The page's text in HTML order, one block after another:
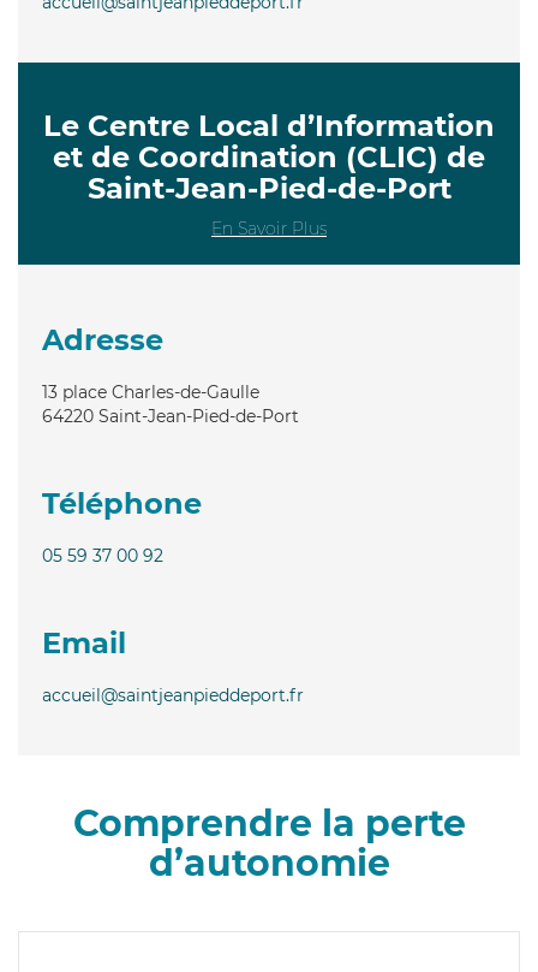
Le Centre Local d’Information
et de Coordination (CLIC) de
Saint-Jean-Pied-de-Port
En Savoir Plus
Adresse
13 place Charles-de-Gaulle
64220 Saint-Jean-Pied-de-Port
Téléphone
05 59 37 00 92
Email
accueil@saintjeanpieddeport.fr
Comprendre la perte
d’autonomie